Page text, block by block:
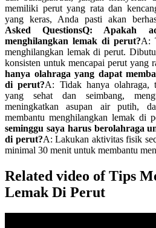
memiliki perut yang rata dan
yang keras, Anda pasti akan
Asked QuestionsQ: Apakah
menghilangkan lemak di perut?A:
menghilangkan lemak di perut.
konsisten untuk mencapai perut yang
hanya olahraga yang dapat
di perut?A: Tidak hanya olahraga,
yang sehat dan seimbang,
meningkatkan asupan air putih,
membantu menghilangkan lemak di
seminggu saya harus berolahraga
di perut?A: Lakukan aktivitas fisik
minimal 30 menit untuk membantu
Related video of Tips
Lemak Di Perut